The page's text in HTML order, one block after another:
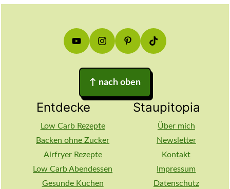
↑ nach oben
Entdecke
Low Carb Rezepte
Backen ohne Zucker
Airfryer Rezepte
Low Carb Abendessen
Gesunde Kuchen
Staupitopia
Über mich
Newsletter
Kontakt
Impressum
Datenschutz